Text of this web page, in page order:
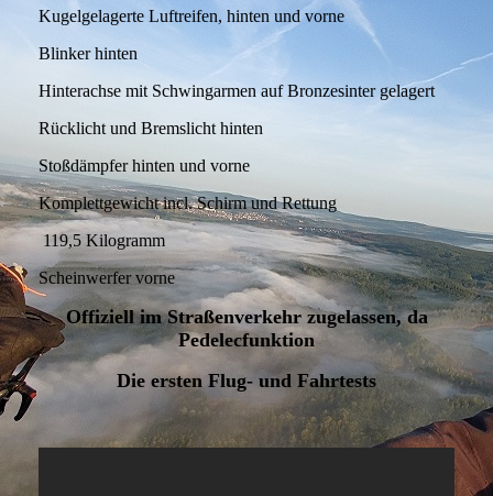
Kugelgelagerte Luftreifen, hinten und vorne
Blinker hinten
Hinterachse mit Schwingarmen auf Bronzesinter gelagert
Rücklicht und Bremslicht hinten
Stoßdämpfer hinten und vorne
Komplettgewicht incl. Schirm und Rettung
119,5 Kilogramm
Scheinwerfer vorne
Offiziell im Straßenverkehr zugelassen, da
Pedelecfunktion
Die ersten Flug- und Fahrtests